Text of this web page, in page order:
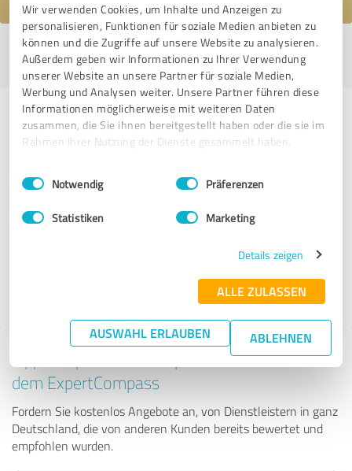
Wir verwenden Cookies, um Inhalte und Anzeigen zu
personalisieren, Funktionen für soziale Medien anbieten zu
können und die Zugriffe auf unsere Website zu analysieren.
Außerdem geben wir Informationen zu Ihrer Verwendung
unserer Website an unsere Partner für soziale Medien,
Werbung und Analysen weiter. Unsere Partner führen diese
Informationen möglicherweise mit weiteren Daten
zusammen, die Sie ihnen bereitgestellt haben oder die sie im
Rahmen Ihrer Nutzung der Dienste gesammelt haben.
Impressum Datenschutzbestimmungen
Einwilligungsauswahl
Notwendig Präferenzen
Statistiken Marketing
Details zeigen
ALLE ZULASSEN
AUSWAHL ERLAUBEN ABLEHNEN
Profil aktiv seit 15.10.2020 |Letzte Aktualisierung: 05.08.2026|Profil
melden
Erfahrungen zu weiteren
Anbietern aus dem Bereich
Tipp: Die passenden Experten finden - mit
dem ExpertCompass
Fordern Sie kostenlos Angebote an, von Dienstleistern in ganz
Deutschland, die von anderen Kunden bereits bewertet und
empfohlen wurden.